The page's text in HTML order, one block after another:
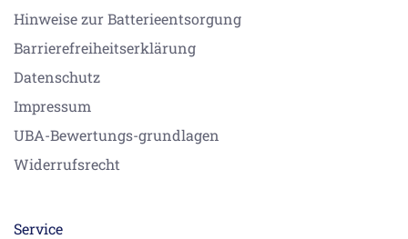
Hinweise zur Batterieentsorgung
Barrierefreiheitserklärung
Datenschutz
Impressum
UBA-Bewertungs-grundlagen
Widerrufsrecht
Service